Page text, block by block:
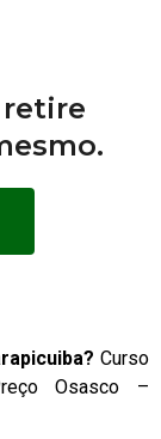
Curso
Osasco –